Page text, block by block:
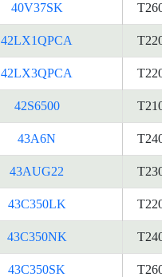
40V37SK
42LX1QPCA
42LX3QPCA
42S6500
43A6N
43AUG22
43C350LK
43C350NK
43C350SK